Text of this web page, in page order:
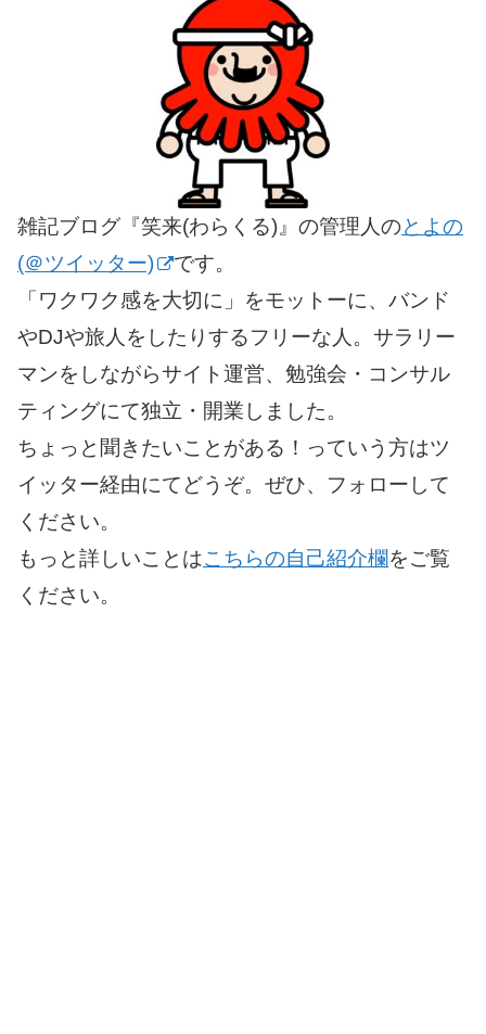
雑記ブログ『笑来(わらくる)』の管理人のとよの
(＠ツイッター)
です。
「ワクワク感を大切に」をモットーに、バンド
やDJや旅人をしたりするフリーな人。サラリー
マンをしながらサイト運営、勉強会・コンサル
ティングにて独立・開業しました。
ちょっと聞きたいことがある！っていう方はツ
イッター経由にてどうぞ。ぜひ、フォローして
ください。
もっと詳しいことはこちらの自己紹介欄をご覧
ください。